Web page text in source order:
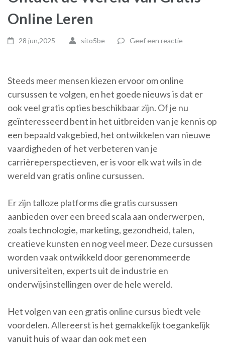
Online Leren
28 jun,2025 sito5be Geef een reactie
Steeds meer mensen kiezen ervoor om online
cursussen te volgen, en het goede nieuws is dat er
ook veel gratis opties beschikbaar zijn. Of je nu
geïnteresseerd bent in het uitbreiden van je kennis op
een bepaald vakgebied, het ontwikkelen van nieuwe
vaardigheden of het verbeteren van je
carrièreperspectieven, er is voor elk wat wils in de
wereld van gratis online cursussen.
Er zijn talloze platforms die gratis cursussen
aanbieden over een breed scala aan onderwerpen,
zoals technologie, marketing, gezondheid, talen,
creatieve kunsten en nog veel meer. Deze cursussen
worden vaak ontwikkeld door gerenommeerde
universiteiten, experts uit de industrie en
onderwijsinstellingen over de hele wereld.
Het volgen van een gratis online cursus biedt vele
voordelen. Allereerst is het gemakkelijk toegankelijk
vanuit huis of waar dan ook met een